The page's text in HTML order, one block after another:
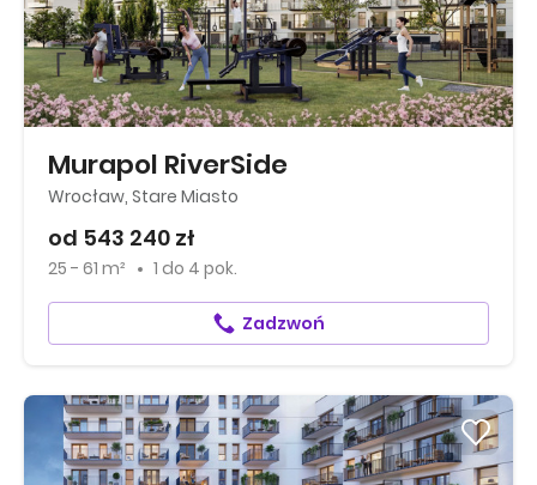
Murapol RiverSide
Wrocław, Stare Miasto
od 543 240 zł
25 - 61 m² 1 do 4 pok.
Zadzwoń